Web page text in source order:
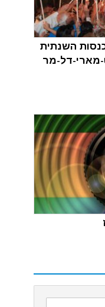
השנתית
מארי-דל-מר